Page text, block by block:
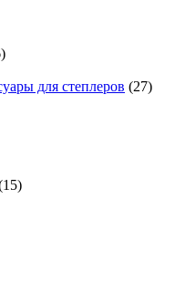
для степлеров (27)